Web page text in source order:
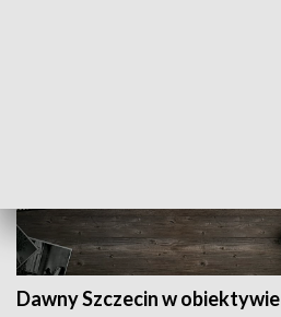
Dawny Szczecin w obiektywie